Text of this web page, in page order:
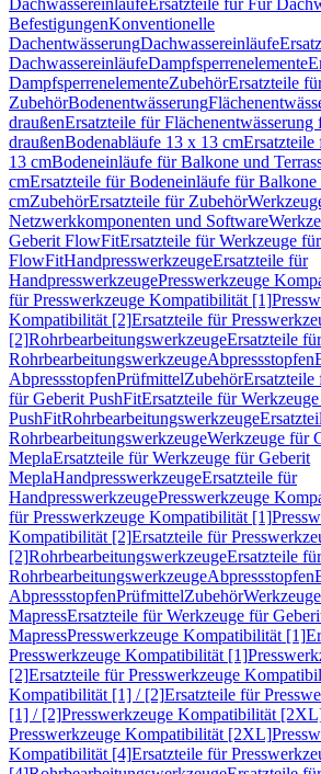
DachwassereinläufeErsatzteile für Für
BefestigungenKonventionelle
DachentwässerungDachwassereinläufe
DachwassereinläufeDampfsperrenelemente
DampfsperrenelementeZubehörErsatzteile
ZubehörBodenentwässerung
draußenErsatzteile für Flächenentwässerung
draußenBodenabläufe 13 x 13 cmErsatzteile
13 cmBodeneinläufe für Balkone und
cmErsatzteile für Bodeneinläufe für Balkone
cmZubehörErsatzteile für Zubehör
Netzwerkkomponenten und Software
Geberit FlowFitErsatzteile für Werkzeuge
FlowFitHandpresswerkzeugeErsatzteile für
HandpresswerkzeugePresswerkzeuge
für Presswerkzeuge Kompatibilität [1]
Kompatibilität [2]Ersatzteile für
[2]RohrbearbeitungswerkzeugeErsatzteile für
RohrbearbeitungswerkzeugeAbpressstopfen
AbpressstopfenPrüfmittelZubehörErsatzteile
für Geberit PushFitErsatzteile für
PushFitRohrbearbeitungswerkzeuge
RohrbearbeitungswerkzeugeWerkzeuge für
MeplaErsatzteile für Werkzeuge für Geberit
MeplaHandpresswerkzeugeErsatzteile für
HandpresswerkzeugePresswerkzeuge
für Presswerkzeuge Kompatibilität [1]
Kompatibilität [2]Ersatzteile für
[2]RohrbearbeitungswerkzeugeErsatzteile für
RohrbearbeitungswerkzeugeAbpressstopfen
AbpressstopfenPrüfmittelZubehör
MapressErsatzteile für Werkzeuge für
MapressPresswerkzeuge Kompatibilität [1]
Presswerkzeuge Kompatibilität [1]
[2]Ersatzteile für Presswerkzeuge
Kompatibilität [1] / [2]Ersatzteile für
[1] / [2]Presswerkzeuge Kompatibilität
Presswerkzeuge Kompatibilität [2XL]
Kompatibilität [4]Ersatzteile für